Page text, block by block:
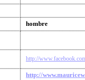
hombre
http://
http://